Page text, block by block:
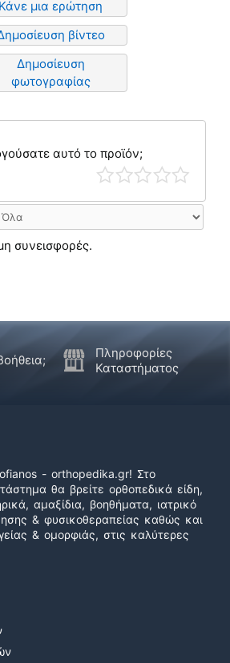
Κάνε μια ερώτηση
βίντεο
Δημοσίευση
φωτογραφίας
αυτό το προϊόν;
συνεισφορές.
Πληροφορίες
Καταστήματος
- orthopedika.gr! Στο
θα βρείτε ορθοπεδικά είδη,
αμαξίδια, βοηθήματα, ιατρικό
& φυσικοθεραπείας καθώς και
& ομορφιάς, στις καλύτερες